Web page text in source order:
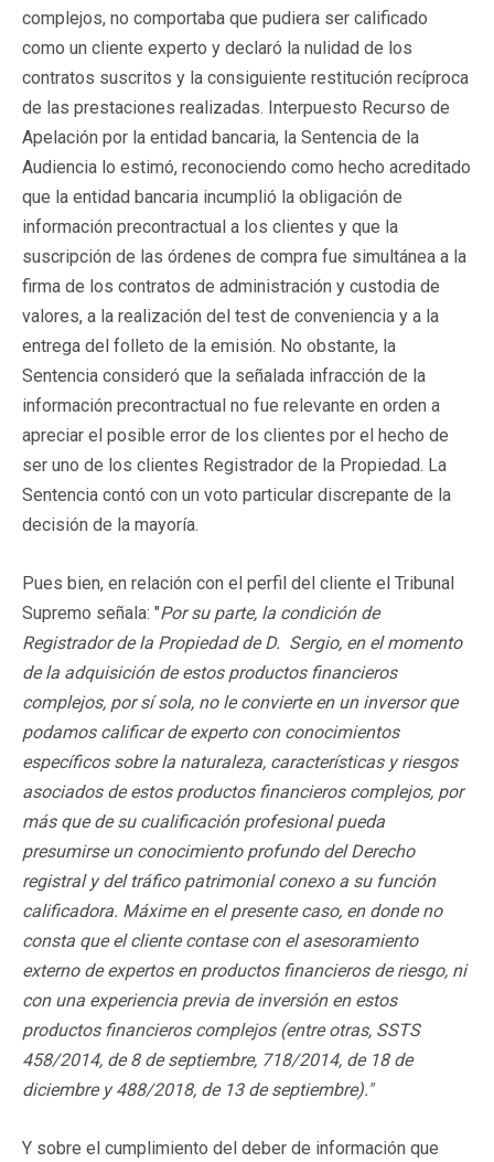
complejos, no comportaba que pudiera ser calificado
como un cliente experto y declaró la nulidad de los
contratos suscritos y la consiguiente restitución recíproca
de las prestaciones realizadas. Interpuesto Recurso de
Apelación por la entidad bancaria, la Sentencia de la
Audiencia lo estimó, reconociendo como hecho acreditado
que la entidad bancaria incumplió la obligación de
información precontractual a los clientes y que la
suscripción de las órdenes de compra fue simultánea a la
firma de los contratos de administración y custodia de
valores, a la realización del test de conveniencia y a la
entrega del folleto de la emisión. No obstante, la
Sentencia consideró que la señalada infracción de la
información precontractual no fue relevante en orden a
apreciar el posible error de los clientes por el hecho de
ser uno de los clientes Registrador de la Propiedad. La
Sentencia contó con un voto particular discrepante de la
decisión de la mayoría.
Pues bien, en relación con el perfil del cliente el Tribunal
Supremo señala: "Por su parte, la condición de
Registrador de la Propiedad de D. Sergio, en el momento
de la adquisición de estos productos financieros
complejos, por sí sola, no le convierte en un inversor que
podamos calificar de experto con conocimientos
específicos sobre la naturaleza, características y riesgos
asociados de estos productos financieros complejos, por
más que de su cualificación profesional pueda
presumirse un conocimiento profundo del Derecho
registral y del tráfico patrimonial conexo a su función
calificadora. Máxime en el presente caso, en donde no
consta que el cliente contase con el asesoramiento
externo de expertos en productos financieros de riesgo, ni
con una experiencia previa de inversión en estos
productos financieros complejos (entre otras, SSTS
458/2014, de 8 de septiembre, 718/2014, de 18 de
diciembre y 488/2018, de 13 de septiembre)."
Y sobre el cumplimiento del deber de información que